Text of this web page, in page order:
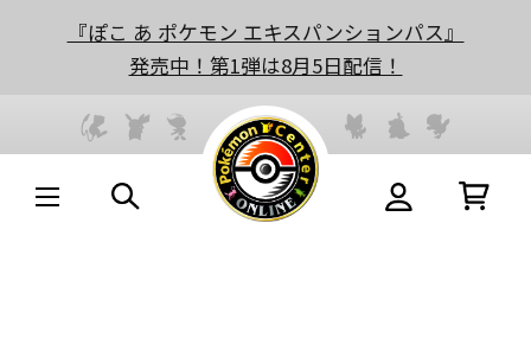
『ぽこ あ ポケモン エキスパンションパス』
発売中！第1弾は8月5日配信！